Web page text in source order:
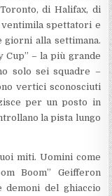
di Halifax, di
ventimila spettatori e
alla settimana.
Cup” – la più grande
solo sei squadre –
vertici sconosciuti
per un posto in
la pista lungo
miti. Uomini come
Boom” Geifferon
del ghiaccio